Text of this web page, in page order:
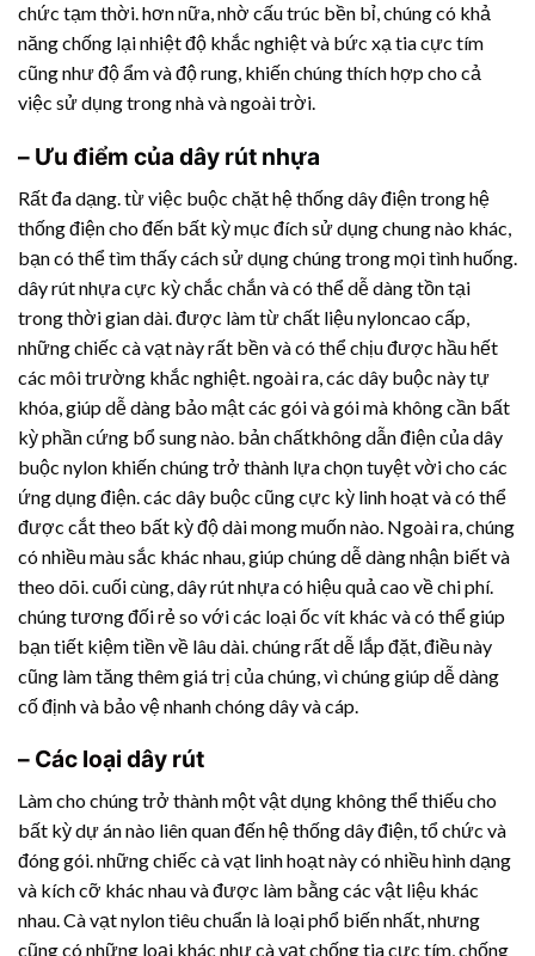
chức tạm thời. hơn nữa, nhờ cấu trúc bền bỉ, chúng có khả
năng chống lại nhiệt độ khắc nghiệt và bức xạ tia cực tím
cũng như độ ẩm và độ rung, khiến chúng thích hợp cho cả
việc sử dụng trong nhà và ngoài trời.
– Ưu điểm của dây rút nhựa
Rất đa dạng. từ việc buộc chặt hệ thống dây điện trong hệ
thống điện cho đến bất kỳ mục đích sử dụng chung nào khác,
bạn có thể tìm thấy cách sử dụng chúng trong mọi tình huống.
dây rút nhựacực kỳ chắc chắn và có thể dễ dàng tồn tại
trong thời gian dài. được làm từ chất liệu nyloncao cấp,
những chiếc cà vạt này rất bền và có thể chịu được hầu hết
các môi trường khắc nghiệt. ngoài ra, các dây buộc này tự
khóa, giúp dễ dàng bảo mật các gói và gói mà không cần bất
kỳ phần cứng bổ sung nào. bản chấtkhông dẫn điện của dây
buộc nylon khiến chúng trở thành lựa chọn tuyệt vời cho các
ứng dụng điện. các dây buộc cũng cực kỳ linh hoạt và có thể
được cắt theo bất kỳ độ dài mong muốn nào. Ngoài ra, chúng
có nhiều màu sắc khác nhau, giúp chúng dễ dàng nhận biết và
theo dõi. cuối cùng, dây rút nhựacó hiệu quả cao về chi phí.
chúng tương đối rẻ so với các loại ốc vít khác và có thể giúp
bạn tiết kiệm tiền về lâu dài. chúng rất dễ lắp đặt, điều này
cũng làm tăng thêm giá trị của chúng, vì chúng giúp dễ dàng
cố định và bảo vệ nhanh chóng dây và cáp.
– Các loại dây rút
Làm cho chúng trở thành một vật dụng không thể thiếu cho
bất kỳ dự án nào liên quan đến hệ thống dây điện, tổ chức và
đóng gói. những chiếc cà vạt linh hoạt này có nhiều hình dạng
và kích cỡ khác nhau và được làm bằng các vật liệu khác
nhau. Cà vạt nylon tiêu chuẩn là loại phổ biến nhất, nhưng
cũng có những loại khác như cà vạt chống tia cực tím, chống